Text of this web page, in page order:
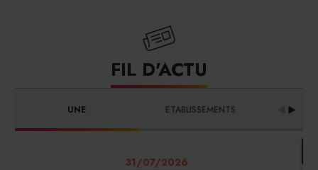
FIL D'ACTU
UNE ETABLISSEMENTS
31/07/2026